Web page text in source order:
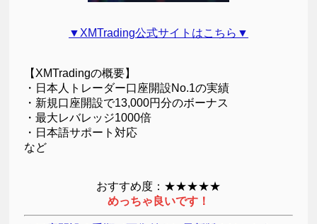
▼XMTrading公式サイトはこちら▼
【XMTradingの概要】
・日本人トレーダー口座開設No.1の実績
・新規口座開設で13,000円分のボーナス
・最大レバレッジ1000倍
・日本語サポート対応
など
おすすめ度：★★★★★
めっちゃ良いです！